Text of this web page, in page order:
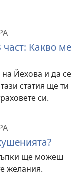
Какво ме
Йехова и да се
статия ще ти
си.
ще можеш
желания.